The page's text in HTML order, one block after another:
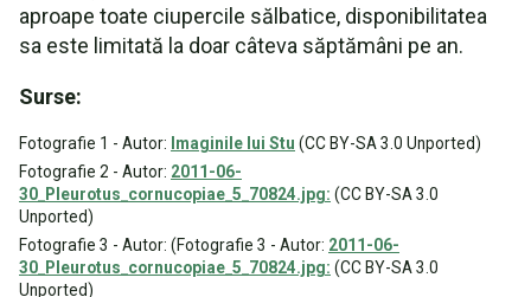
aproape toate ciupercile sălbatice, disponibilitatea
sa este limitată la doar câteva săptămâni pe an.
Surse:
Fotografie 1 - Autor: Imaginile lui Stu (CC BY-SA 3.0 Unported)
Fotografie 2 - Autor: 2011-06-
30_Pleurotus_cornucopiae_5_70824.jpg: (CC BY-SA 3.0
Unported)
Fotografie 3 - Autor: (Fotografie 3 - Autor: 2011-06-
30_Pleurotus_cornucopiae_5_70824.jpg: (CC BY-SA 3.0
Unported)